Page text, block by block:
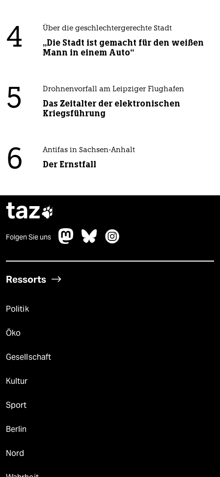
4 Über die geschlechtergerechte Stadt
„Die Stadt ist gemacht für den weißen
Mann in einem Auto“
5 Drohnenvorfall am Leipziger Flughafen
Das Zeitalter der elektronischen
Kriegsführung
6 Antifas in Sachsen-Anhalt
Der Ernstfall
taz
Folgen Sie uns
Ressorts
Politik
Öko
Gesellschaft
Kultur
Sport
Berlin
Nord